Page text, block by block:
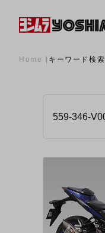
Home キーワード検索